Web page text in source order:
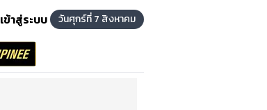
เข้าสู่ระบบ
วันศุกร์ที่ 7 สิงหาคม